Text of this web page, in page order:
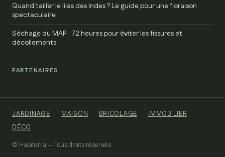
Quand tailler le lilas des Indes ? Le guide pour une floraison
spectaculaire
Séchage du MAP : 72 heures pour éviter les fissures et
décollements
PARTENAIRES
JARDINAGE MAISON BRICOLAGE
IMMOBILIER
DÉCO
© Habiterra — Tous droits réservés